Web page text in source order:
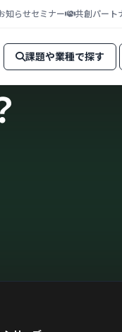
知らせセミナー 共創パート
課題や業種で探す